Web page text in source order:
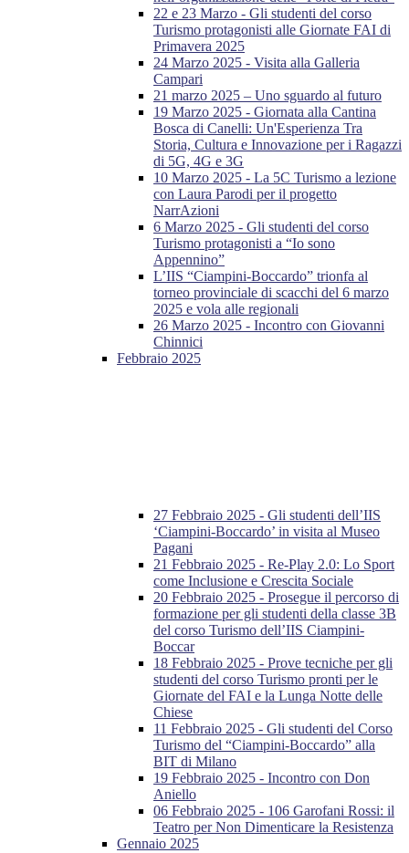
22 e 23 Marzo - Gli studenti del corso
Turismo protagonisti alle Giornate FAI di
Primavera 2025
24 Marzo 2025 - Visita alla Galleria
Campari
21 marzo 2025 – Uno sguardo al futuro
19 Marzo 2025 - Giornata alla Cantina
Bosca di Canelli: Un'Esperienza Tra
Storia, Cultura e Innovazione per i Ragazzi
di 5G, 4G e 3G
10 Marzo 2025 - La 5C Turismo a lezione
con Laura Parodi per il progetto
NarrAzioni
6 Marzo 2025 - Gli studenti del corso
Turismo protagonisti a “Io sono
Appennino”
L’IIS “Ciampini-Boccardo” trionfa al
torneo provinciale di scacchi del 6 marzo
2025 e vola alle regionali
26 Marzo 2025 - Incontro con Giovanni
Chinnici
Febbraio 2025
27 Febbraio 2025 - Gli studenti dell’IIS
‘Ciampini-Boccardo’ in visita al Museo
Pagani
21 Febbraio 2025 - Re-Play 2.0: Lo Sport
come Inclusione e Crescita Sociale
20 Febbraio 2025 - Prosegue il percorso di
formazione per gli studenti della classe 3B
del corso Turismo dell’IIS Ciampini-
Boccar
18 Febbraio 2025 - Prove tecniche per gli
studenti del corso Turismo pronti per le
Giornate del FAI e la Lunga Notte delle
Chiese
11 Febbraio 2025 - Gli studenti del Corso
Turismo del “Ciampini-Boccardo” alla
BIT di Milano
19 Febbraio 2025 - Incontro con Don
Aniello
06 Febbraio 2025 - 106 Garofani Rossi: il
Teatro per Non Dimenticare la Resistenza
Gennaio 2025